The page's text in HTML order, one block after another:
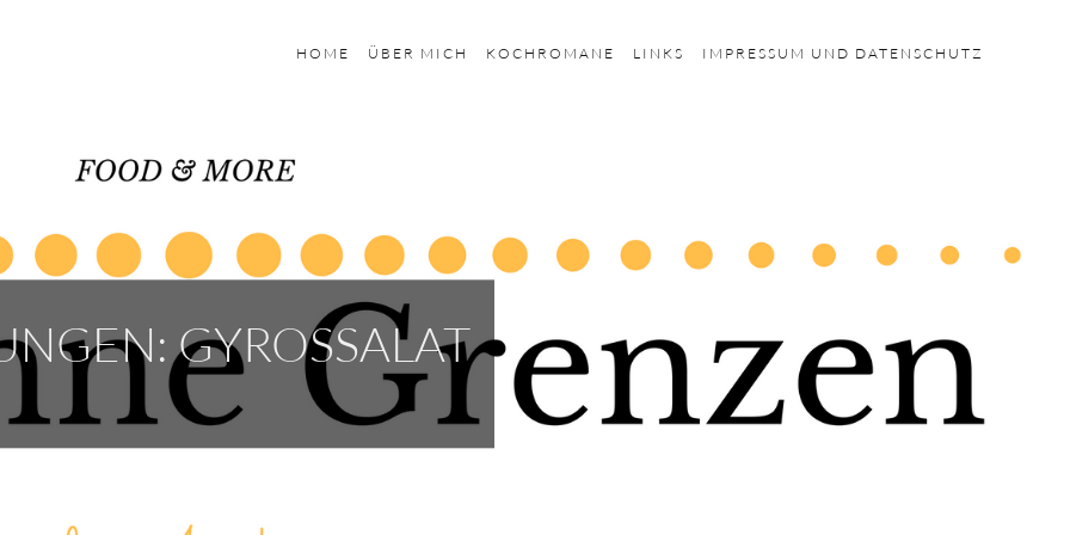
HOME ÜBER MICH KOCHROMANE LINKS IMPRESSUM UND DATENSCHUTZ
GYROSSALAT